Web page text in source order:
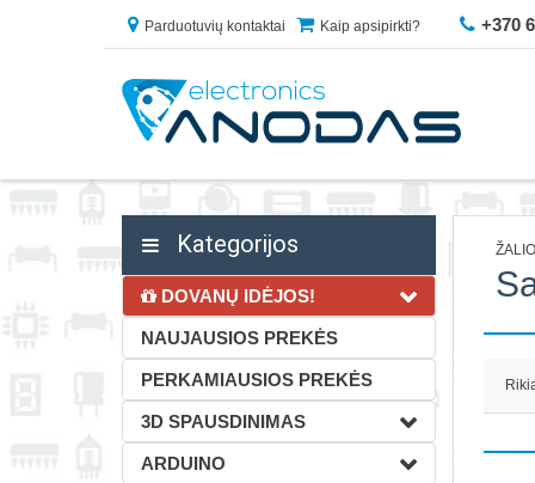
Parduotuvių kontaktai Kaip apsipirkti? +370
Kategorijos
DOVANŲ IDĖJOS!
NAUJAUSIOS PREKĖS
PERKAMIAUSIOS PREKĖS
3D SPAUSDINIMAS
ARDUINO